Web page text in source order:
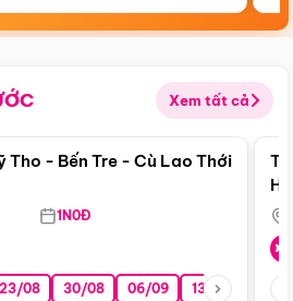
Xem tất cả
Điểm nổi bật
Tho - Bến Tre - Cù Lao Thới
1N0Đ
23/08 30/08 06/09 13/09 20/09